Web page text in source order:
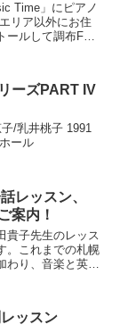
Time」にピアノ
リア以外にお住
ールして調布FM
ーズPART IV
/乳井桃子 1991
ール
レッスン、
案内！
貴子先生のレッス
。これまでの札幌
り、音楽と英語
ッスン